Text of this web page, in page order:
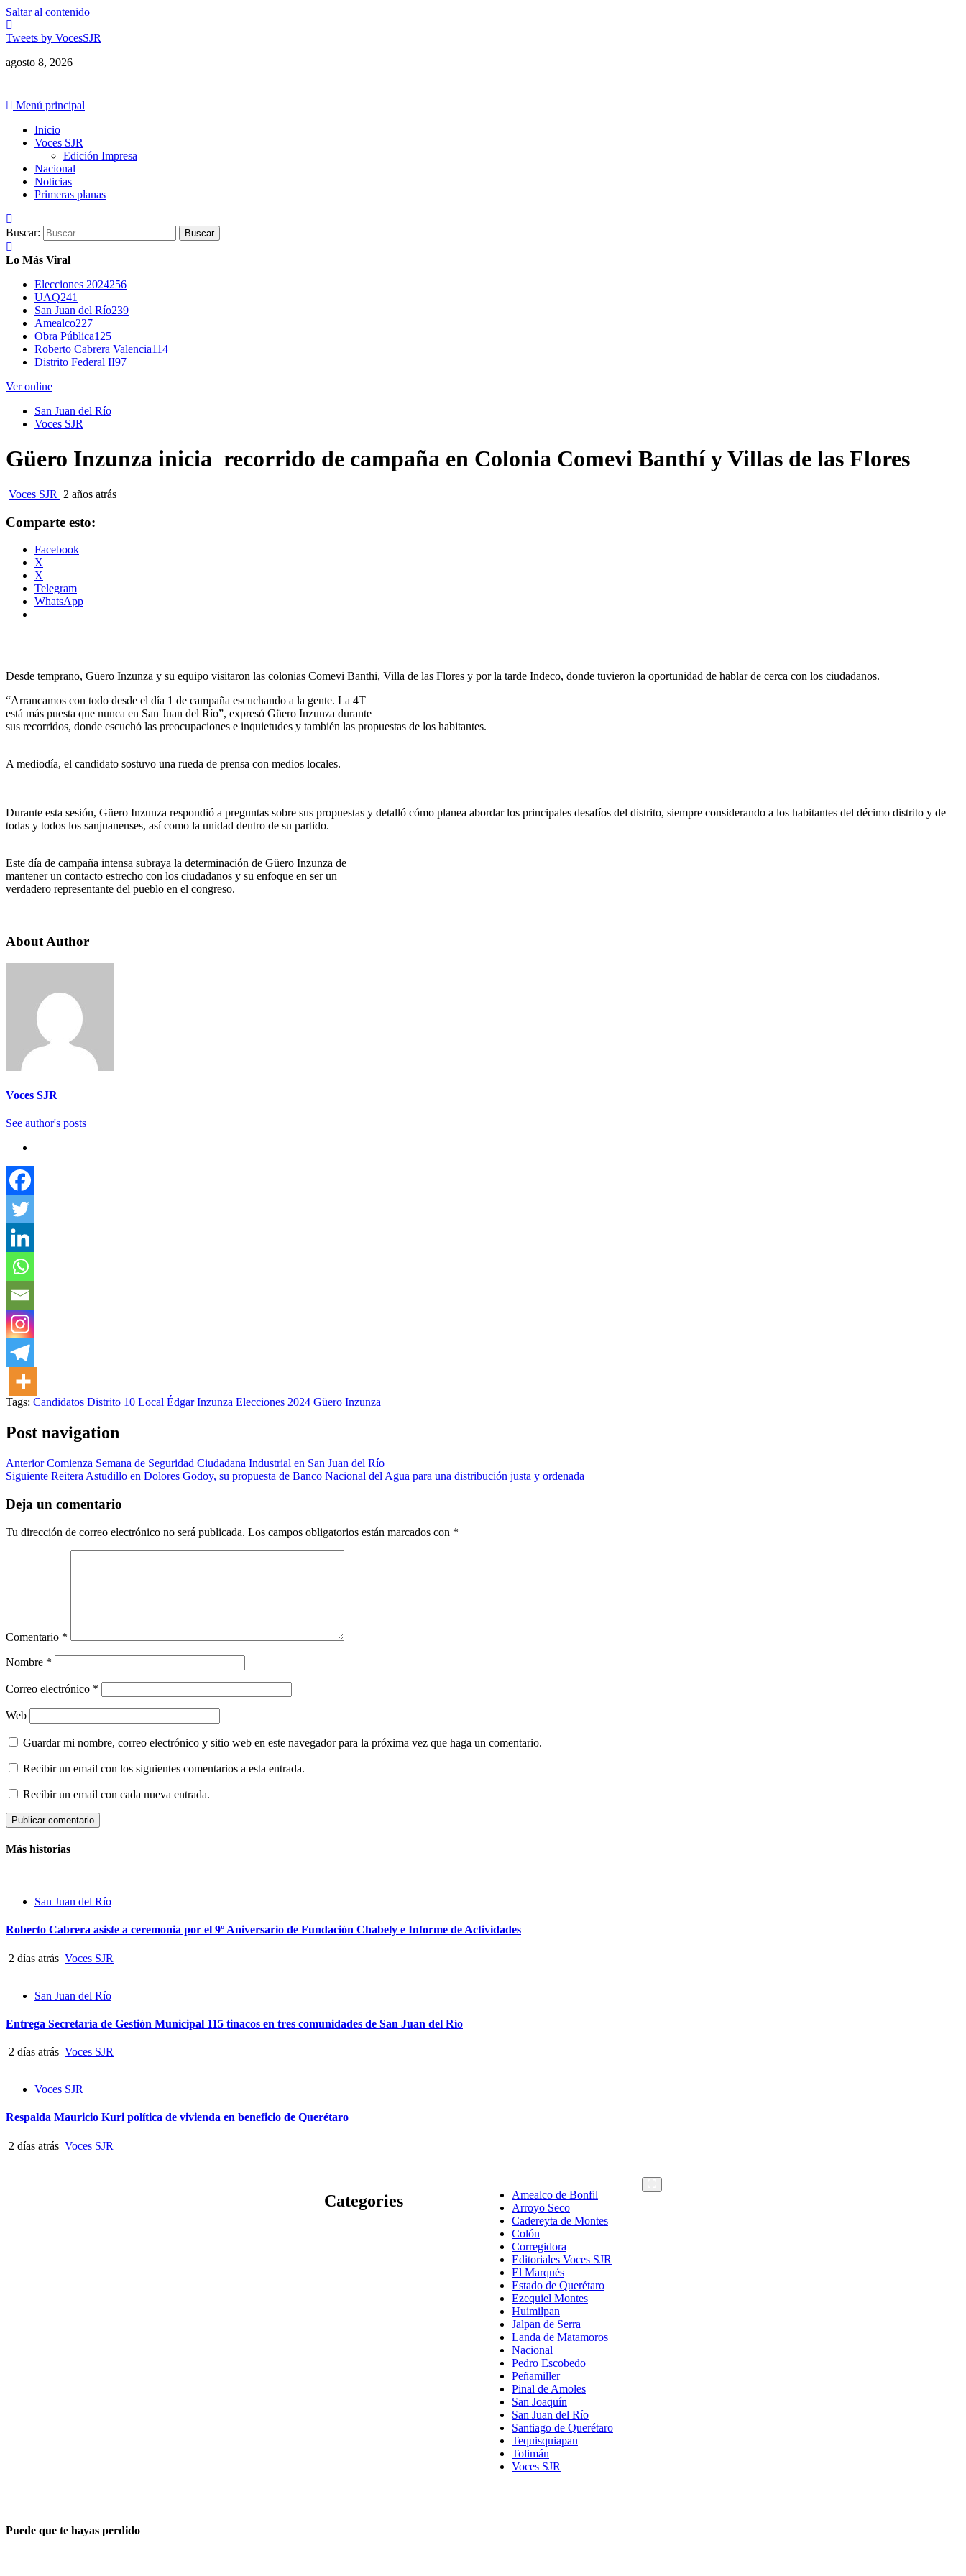
Saltar al contenido
Tweets by VocesSJR
agosto 8, 2026
Menú principal
Inicio
Voces SJR
Edición Impresa
Nacional
Noticias
Primeras planas
Buscar:
Lo Más Viral
Elecciones 2024256
UAQ241
San Juan del Río239
Amealco227
Obra Pública125
Roberto Cabrera Valencia114
Distrito Federal II97
Ver online
San Juan del Río
Voces SJR
Güero Inzunza inicia recorrido de campaña en Colonia Comevi Banthí y Villas de las Flores
Voces SJR 2 años atrás
Comparte esto:
Facebook
X
X
Telegram
WhatsApp
Desde temprano, Güero Inzunza y su equipo visitaron las colonias Comevi Banthi, Villa de las Flores y por la tarde Indeco, donde tuvieron la oportunidad de hablar de cerca con los ciudadanos.
“Arrancamos con todo desde el día 1 de campaña escuchando a la gente. La 4T
está más puesta que nunca en San Juan del Río”, expresó Güero Inzunza durante
sus recorridos, donde escuchó las preocupaciones e inquietudes y también las propuestas de los habitantes.
A mediodía, el candidato sostuvo una rueda de prensa con medios locales.
Durante esta sesión, Güero Inzunza respondió a preguntas sobre sus propuestas y detalló cómo planea abordar los principales desafíos del distrito, siempre considerando a los habitantes del décimo distrito y de
todas y todos los sanjuanenses, así como la unidad dentro de su partido.
Este día de campaña intensa subraya la determinación de Güero Inzunza de
mantener un contacto estrecho con los ciudadanos y su enfoque en ser un
verdadero representante del pueblo en el congreso.
About Author
Voces SJR
See author's posts
Tags: Candidatos Distrito 10 Local Édgar Inzunza Elecciones 2024 Güero Inzunza
Post navigation
AnteriorComienza Semana de Seguridad Ciudadana Industrial en San Juan del Río
Siguiente Reitera Astudillo en Dolores Godoy, su propuesta de Banco Nacional del Agua para una distribución justa y ordenada
Deja un comentario
Tu dirección de correo electrónico no será publicada. Los campos obligatorios están marcados con *
Comentario *
Nombre *
Correo electrónico *
Web
Guardar mi nombre, correo electrónico y sitio web en este navegador para la próxima vez que haga un comentario.
Recibir un email con los siguientes comentarios a esta entrada.
Recibir un email con cada nueva entrada.
Más historias
San Juan del Río
Roberto Cabrera asiste a ceremonia por el 9º Aniversario de Fundación Chabely e Informe de Actividades
2 días atrás Voces SJR
San Juan del Río
Entrega Secretaría de Gestión Municipal 115 tinacos en tres comunidades de San Juan del Río
2 días atrás Voces SJR
Voces SJR
Respalda Mauricio Kuri política de vivienda en beneficio de Querétaro
2 días atrás Voces SJR
Categories
Amealco de Bonfil
Arroyo Seco
Cadereyta de Montes
Colón
Corregidora
Editoriales Voces SJR
El Marqués
Estado de Querétaro
Ezequiel Montes
Huimilpan
Jalpan de Serra
Landa de Matamoros
Nacional
Pedro Escobedo
Peñamiller
Pinal de Amoles
San Joaquín
San Juan del Río
Santiago de Querétaro
Tequisquiapan
Tolimán
Voces SJR
Puede que te hayas perdido